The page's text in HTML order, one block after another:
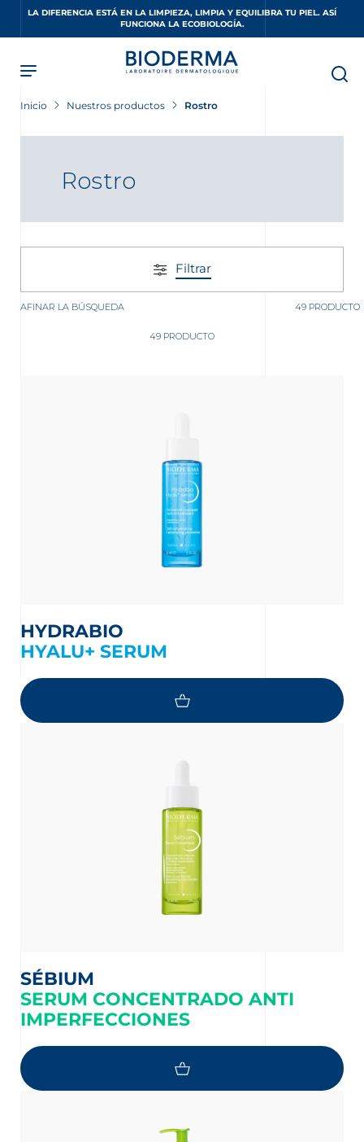
LA DIFERENCIA ESTÁ EN LA LIMPIEZA, LIMPIA Y EQUILIBRA TU PIEL. ASÍ
FUNCIONA LA ECOBIOLOGÍA.
Inicio Nuestros productos Rostro
Rostro
Filtrar
AFINAR LA BÚSQUEDA 49 PRODUCTO
49 PRODUCTO
HYDRABIO
HYALU+ SERUM
SÉBIUM
SERUM CONCENTRADO ANTI
IMPERFECCIONES